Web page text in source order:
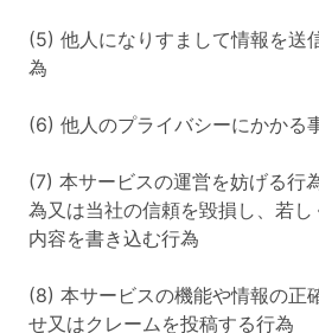
(5) 他人になりすまして情報を送
為
(6) 他人のプライバシーにかかる
(7) 本サービスの運営を妨げる行
為又は当社の信頼を毀損し、若
内容を書き込む行為
(8) 本サービスの機能や情報の正
せ又はクレームを投稿する行為